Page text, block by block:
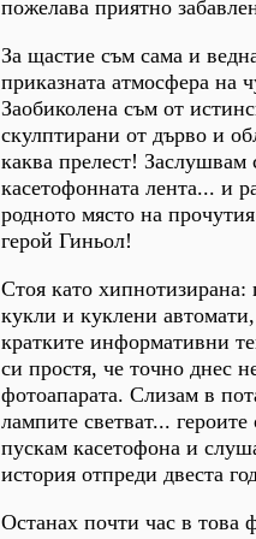
пожелава приятно
За щастие съм сама и
приказната атмосфера на
Заобиколена съм от
скулптирани от дърво и
каква прелест! Заслушвам
касетофонната лента... и
родното място на
герой Гиньол!
Стоя като хипнотизирана:
кукли и куклени
кратките информативни
си простя, че точно днес
фотоапарата. Слизам в
лампите светват...
пускам касетофона и
история отпреди двеста
Останах почти час в това